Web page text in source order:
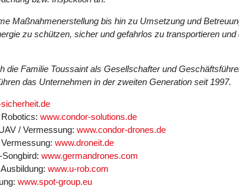
Maßnahmenerstellung bis hin zu Umsetzung und
zu schützen, sicher und gefahrlos zu transportieren
die Familie Toussaint als Gesellschafter und
das Unternehmen in der zweiten Generation seit 1997.
www.condor-solutions.de
/ Vermessung: www.condor-drones.de
www.droneit.de
www.germandrones.com
www.u-rob.com
www.spot-group.eu